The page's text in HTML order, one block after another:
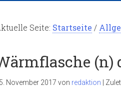
Seite: Startseite /
(n)
November 2017 von redaktion